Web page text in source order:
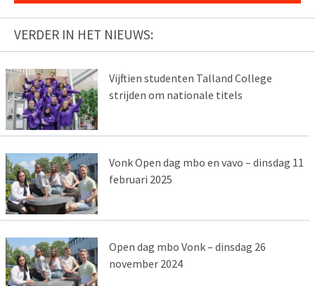
VERDER IN HET NIEUWS:
Vijftien studenten Talland College
strijden om nationale titels
Vonk Open dag mbo en vavo – dinsdag 11
februari 2025
Open dag mbo Vonk – dinsdag 26
november 2024